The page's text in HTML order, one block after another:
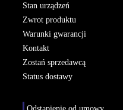
Stan urządzeń
Zwrot produktu
Warunki gwarancji
Kontakt
Zostań sprzedawcą
Status dostawy